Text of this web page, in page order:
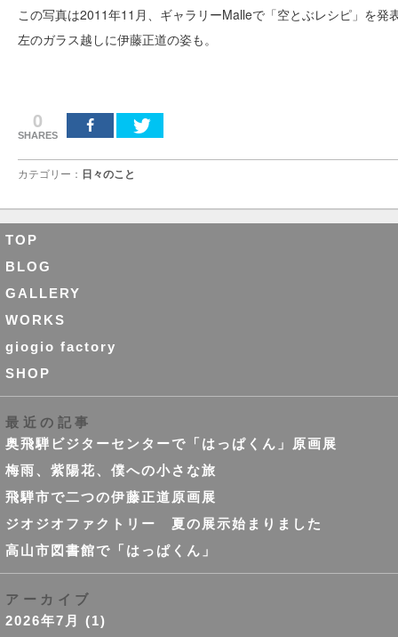
この写真は2011年11月、ギャラリーMalleで「空とぶレシピ」を発
左のガラス越しに伊藤正道の姿も。
0
SHARES
カテゴリー： 日々のこと
TOP
BLOG
GALLERY
WORKS
giogio factory
SHOP
最近の記事
奥飛騨ビジターセンターで「はっぱくん」原画展
梅雨、紫陽花、僕への小さな旅
飛騨市で二つの伊藤正道原画展
ジオジオファクトリー 夏の展示始まりました
高山市図書館で「はっぱくん」
アーカイブ
2026年7月
(1)